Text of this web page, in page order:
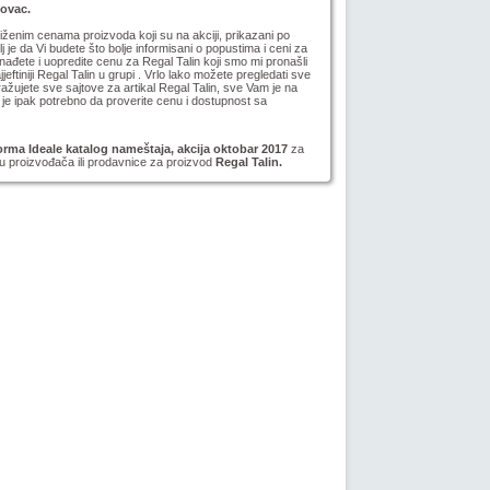
cenama proizvoda koji su na akciji, prikazani po
je da Vi budete što bolje informisani o popustima i ceni za
i uopredite cenu za Regal Talin koji smo mi pronašli
Regal Talin u grupi . Vrlo lako možete pregledati sve
sve sajtove za artikal Regal Talin, sve Vam je na
ipak potrebno da proverite cenu i dostupnost sa
Ideale katalog nameštaja, akcija oktobar 2017 za
proizvođača ili prodavnice za proizvod Regal Talin.